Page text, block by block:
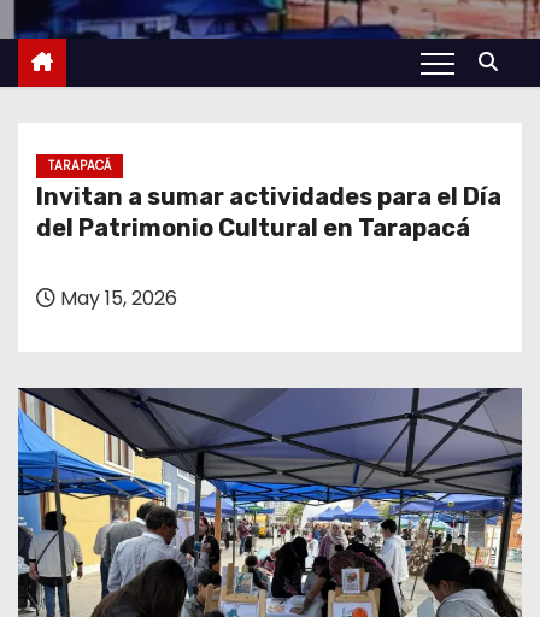
TARAPACÁ
Invitan a sumar actividades para el Día
del Patrimonio Cultural en Tarapacá
May 15, 2026